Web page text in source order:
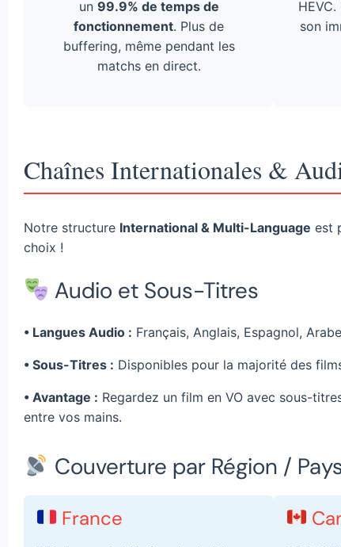
un 99.9% de temps de
fonctionnement. Plus de
buffering, même pendant les
matchs en direct.
son
Chaînes Internationales &
Notre structure International & Multi-Language est
choix !
Audio et Sous-Titres
• Langues Audio : Français, Anglais, Espagnol,
• Sous-Titres : Disponibles pour la majorité des
• Avantage : Regardez un film en VO avec sous-
entre vos mains.
Couverture par Région /
France